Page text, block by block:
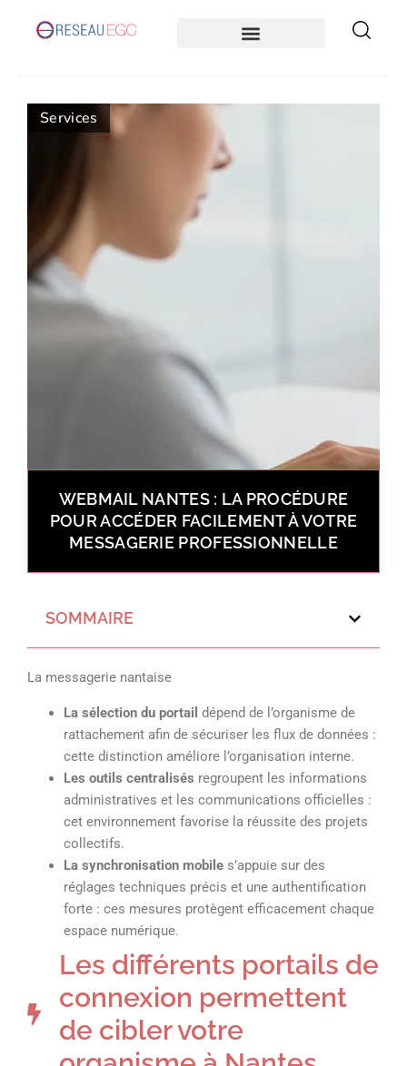
Services
WEBMAIL NANTES : LA PROCÉDURE
POUR ACCÉDER FACILEMENT À VOTRE
MESSAGERIE PROFESSIONNELLE
SOMMAIRE
La messagerie nantaise
La sélection du portail dépend de l’organisme de
rattachement afin de sécuriser les flux de données :
cette distinction améliore l’organisation interne.
Les outils centralisés regroupent les informations
administratives et les communications officielles :
cet environnement favorise la réussite des projets
collectifs.
La synchronisation mobile s’appuie sur des
réglages techniques précis et une authentification
forte : ces mesures protègent efficacement chaque
espace numérique.
Les différents portails de
connexion permettent
de cibler votre